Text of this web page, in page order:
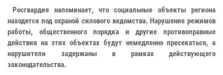
Росгвардия напоминает, что социальные объекты региона
находятся под охраной силового ведомства. Нарушение режимов
работы, общественного порядка и другие противоправные
действия на этих объектах будут немедленно пресекаться, а
нарушители задержаны в рамках действующего
законодательства.